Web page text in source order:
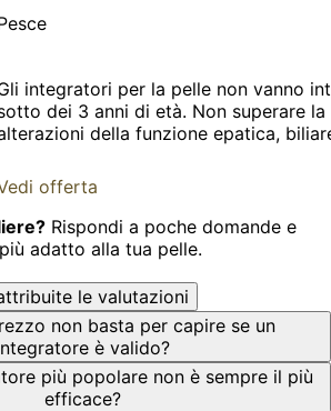
integratori per la pelle non vanno
dei 3 anni di età. Non superare
della funzione epatica,
offerta
Rispondi a poche domande e
adatto alla tua pelle.
le valutazioni
non basta per capire se un
è valido?
più popolare non è sempre il più
efficace?